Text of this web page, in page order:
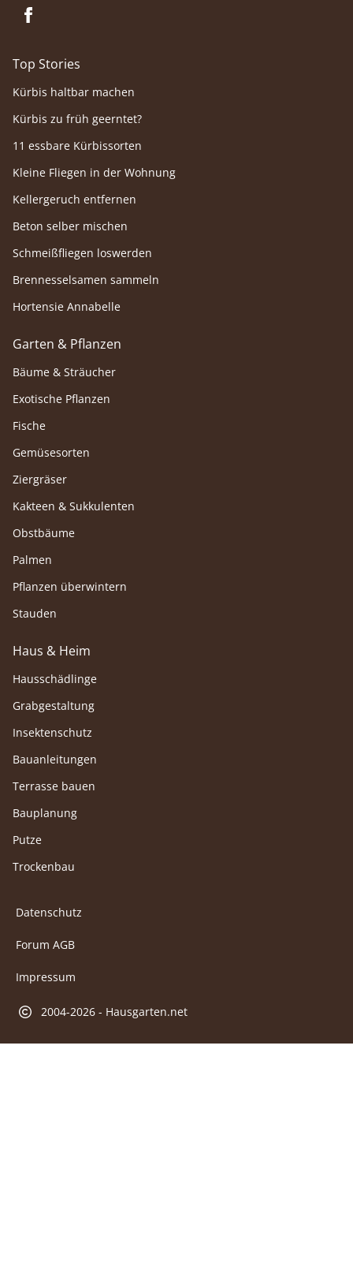
Top Stories
Kürbis haltbar machen
Kürbis zu früh geerntet?
11 essbare Kürbissorten
Kleine Fliegen in der Wohnung
Kellergeruch entfernen
Beton selber mischen
Schmeißfliegen loswerden
Brennesselsamen sammeln
Hortensie Annabelle
Garten & Pflanzen
Bäume & Sträucher
Exotische Pflanzen
Fische
Gemüsesorten
Ziergräser
Kakteen & Sukkulenten
Obstbäume
Palmen
Pflanzen überwintern
Stauden
Haus & Heim
Hausschädlinge
Grabgestaltung
Insektenschutz
Bauanleitungen
Terrasse bauen
Bauplanung
Putze
Trockenbau
Datenschutz
Forum AGB
Impressum
2004-2026 - Hausgarten.net